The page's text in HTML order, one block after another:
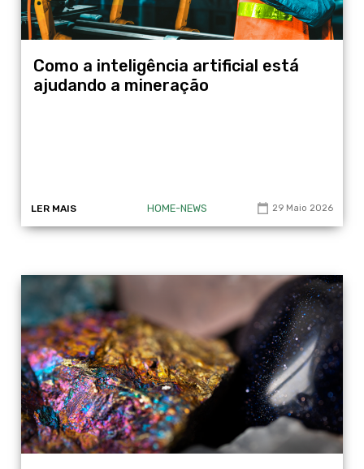
Como a inteligência artificial está
ajudando a mineração
LER MAIS HOME-NEWS 29 Maio 2026